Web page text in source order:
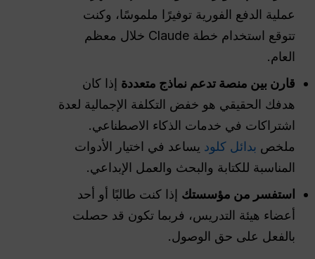
عملية الدفع الفورية توفيرًا ملموسًا، وكنت
تتوقع استخدام خطة Claude خلال معظم
العام.
قارن بين منصة تدعم نماذج متعددة إذا كان
هدفك الحقيقي هو خفض التكلفة الإجمالية لعدة
اشتراكات في خدمات الذكاء الاصطناعي.
ملخص بدائل كلود يساعد في اختيار الأدوات
المناسبة للكتابة والبحث والعمل الإبداعي.
استفسر من مؤسستك إذا كنت طالبًا أو أحد
أعضاء هيئة التدريس، فربما تكون قد حصلت
بالفعل على حق الوصول.